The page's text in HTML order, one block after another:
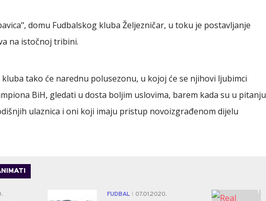
domu Fudbalskog kluba Željezničar, u toku je postavljanje
na istočnoj tribini.
tako će narednu polusezonu, u kojoj će se njihovi ljubimci
BiH, gledati u dosta boljim uslovima, barem kada su u pitanju
ulaznica i oni koji imaju pristup novoizgrađenom dijelu
FUDBAL
07.01.2020.
1